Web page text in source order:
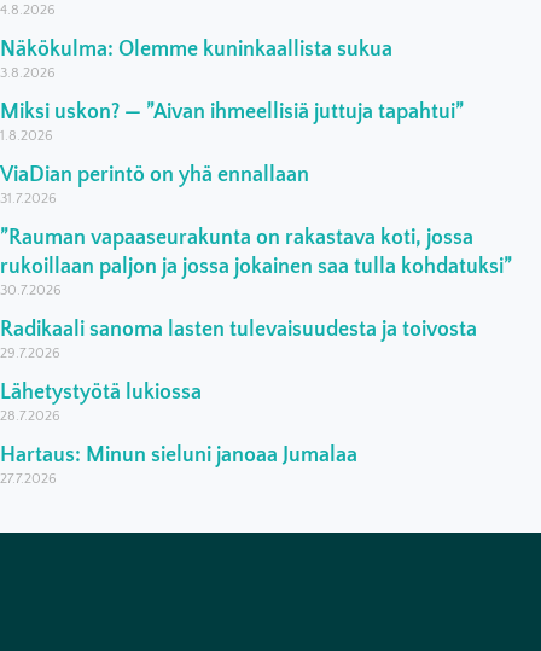
4.8.2026
Näkökulma: Olemme kuninkaallista sukua
3.8.2026
Miksi uskon? — ”Aivan ihmeellisiä juttuja tapahtui”
1.8.2026
ViaDian perintö on yhä ennallaan
31.7.2026
”Rauman vapaaseurakunta on rakastava koti, jossa
rukoillaan paljon ja jossa jokainen saa tulla kohdatuksi”
30.7.2026
Radikaali sanoma lasten tulevaisuudesta ja toivosta
29.7.2026
Lähetystyötä lukiossa
28.7.2026
Hartaus: Minun sieluni janoaa Jumalaa
27.7.2026